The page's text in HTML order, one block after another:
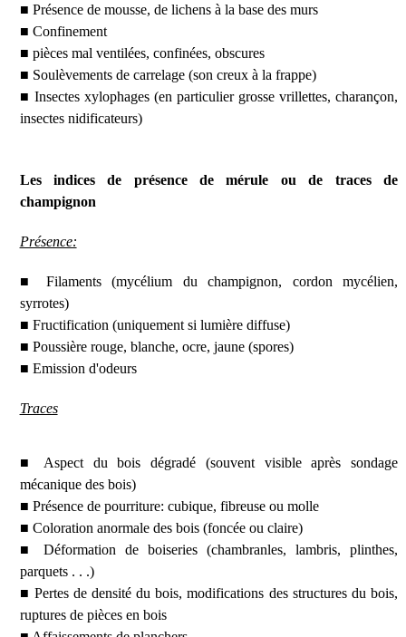
■ Présence de mousse, de lichens à la base des murs
■ Confinement
■ pièces mal ventilées, confinées, obscures
■ Soulèvements de carrelage (son creux à la frappe)
■ Insectes xylophages (en particulier grosse vrillettes, charançon,
insectes nidificateurs)
Les indices de présence de mérule ou de traces de
champignon
Présence:
■ Filaments (mycélium du champignon, cordon mycélien,
syrrotes)
■ Fructification (uniquement si lumière diffuse)
■ Poussière rouge, blanche, ocre, jaune (spores)
■ Emission d'odeurs
Traces
■ Aspect du bois dégradé (souvent visible après sondage
mécanique des bois)
■ Présence de pourriture: cubique, fibreuse ou molle
■ Coloration anormale des bois (foncée ou claire)
■ Déformation de boiseries (chambranles, lambris, plinthes,
parquets . . .)
■ Pertes de densité du bois, modifications des structures du bois,
ruptures de pièces en bois